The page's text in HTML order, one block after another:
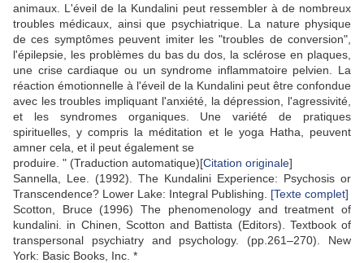
animaux. L'éveil de la Kundalini peut ressembler à de nombreux
troubles médicaux, ainsi que psychiatrique. La nature physique
de ces symptômes peuvent imiter les "troubles de conversion",
l'épilepsie, les problèmes du bas du dos, la sclérose en plaques,
une crise cardiaque ou un syndrome inflammatoire pelvien. La
réaction émotionnelle à l'éveil de la Kundalini peut être confondue
avec les troubles impliquant l'anxiété, la dépression, l'agressivité,
et les syndromes organiques. Une variété de pratiques
spirituelles, y compris la méditation et le yoga Hatha, peuvent
amner cela, et il peut également se
produire. " (Traduction automatique)[Citation originale]
Sannella, Lee. (1992). The Kundalini Experience: Psychosis or
Transcendence? Lower Lake: Integral Publishing. [Texte complet]
Scotton, Bruce (1996) The phenomenology and treatment of
kundalini. in Chinen, Scotton and Battista (Editors). Textbook of
transpersonal psychiatry and psychology. (pp.261–270). New
York: Basic Books, Inc. *